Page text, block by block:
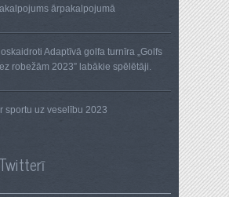
ārpakalpojumā
Adaptīvā golfa turnīra „Golfs
robežām 2023” labākie spēlētāji.
sportu uz veselību 2023